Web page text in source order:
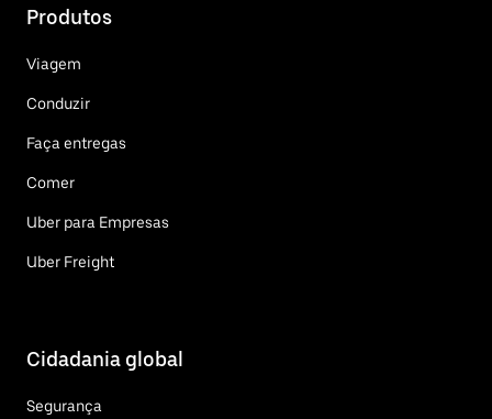
Produtos
Viagem
Conduzir
Faça entregas
Comer
Uber para Empresas
Uber Freight
Cidadania global
Segurança